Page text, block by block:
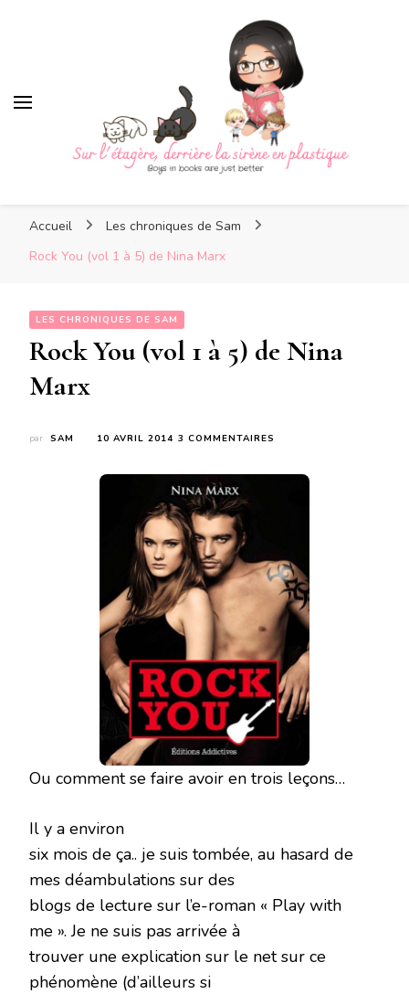
Sur l'étagère, derrière la
sirène en plastique
Accueil
Les chroniques de Sam
Rock You (vol 1 à 5) de Nina Marx
LES CHRONIQUES DE SAM
Rock You (vol 1 à 5) de Nina
Marx
par SAM 10 AVRIL 2014 3 COMMENTAIRES
NINA
MARX
Ou comment se faire avoir en trois leçons…
Il y a environ
six mois de ça.. je suis tombée, au hasard de
mes déambulations sur des
blogs de lecture sur l’e-roman « Play with
me ». Je ne suis pas arrivée à
trouver une explication sur le net sur ce
phénomène (d’ailleurs si